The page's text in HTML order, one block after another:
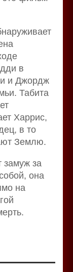
в
и Джордж
Табита
Харрис,
в то
Землю.
за
она
на